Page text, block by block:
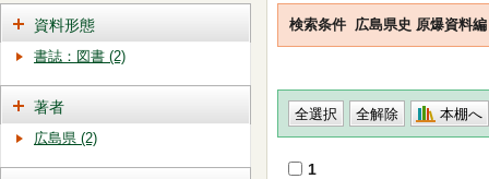
検索条件 広島県史 原爆資料編
本棚へ
1
資料形態
書誌：図書 (2)
著者
広島県 (2)